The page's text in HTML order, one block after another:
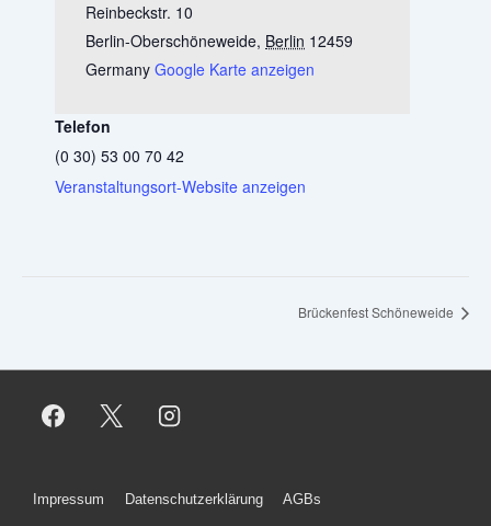
Reinbeckstr. 10
Berlin-Oberschöneweide, Berlin 12459
Germany Google Karte anzeigen
Telefon
(0 30) 53 00 70 42
Veranstaltungsort-Website anzeigen
Brückenfest Schöneweide
Footer-
Impressum Datenschutzerklärung AGBs